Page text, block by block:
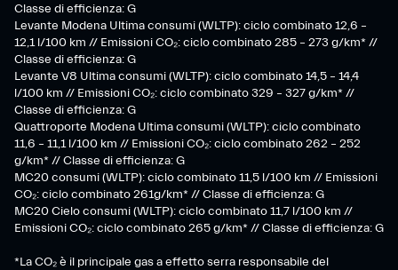
Classe di efficienza: G
Levante Modena Ultima consumi (WLTP): ciclo combinato 12,6 –
12,1 l/100 km // Emissioni CO₂: ciclo combinato 285 – 273 g/km* //
Classe di efficienza: G
Levante V8 Ultima consumi (WLTP): ciclo combinato 14,5 – 14,4
l/100 km // Emissioni CO₂: ciclo combinato 329 – 327 g/km* //
Classe di efficienza: G
Quattroporte Modena Ultima consumi (WLTP): ciclo combinato
11,6 – 11,1 l/100 km // Emissioni CO₂: ciclo combinato 262 – 252
g/km* // Classe di efficienza: G
MC20 consumi (WLTP): ciclo combinato 11,5 l/100 km // Emissioni
CO₂: ciclo combinato 261g/km* // Classe di efficienza: G
MC20 Cielo consumi (WLTP): ciclo combinato 11,7 l/100 km //
Emissioni CO₂: ciclo combinato 265 g/km* // Classe di efficienza: G
*La CO₂ è il principale gas a effetto serra responsabile del